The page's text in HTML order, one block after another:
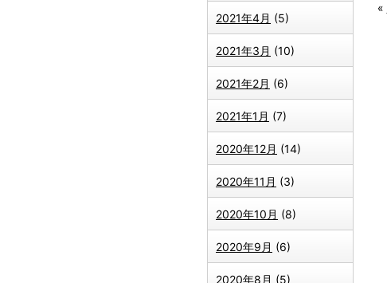
2021年4月 (5)
2021年3月 (10)
2021年2月 (6)
2021年1月 (7)
2020年12月 (14)
2020年11月 (3)
2020年10月 (8)
2020年9月 (6)
2020年8月 (5)
«